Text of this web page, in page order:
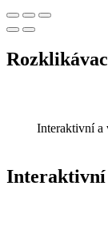
Interaktivní a
Interaktivní